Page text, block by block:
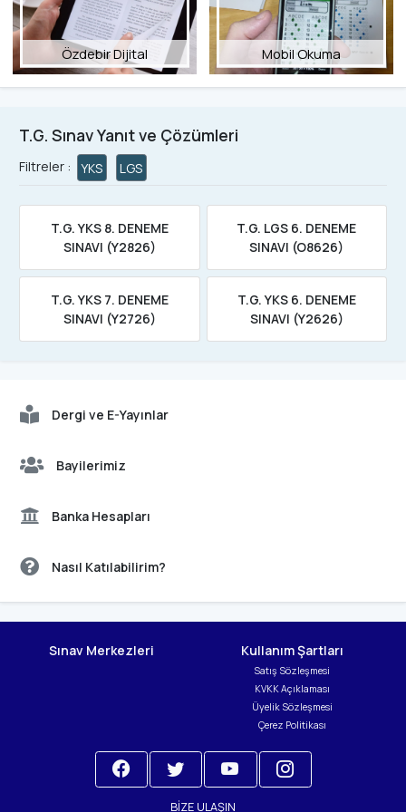
Özdebir Dijital Mobil Okuma
T.G. Sınav Yanıt ve Çözümleri
Filtreler : YKS LGS
T.G. YKS 8. DENEME
SINAVI (Y2826)
T.G. LGS 6. DENEME
SINAVI (O8626)
T.G. YKS 7. DENEME
SINAVI (Y2726)
T.G. YKS 6. DENEME
SINAVI (Y2626)
Dergi ve E-Yayınlar
Bayilerimiz
Banka Hesapları
Nasıl Katılabilirim?
Sınav Merkezleri Kullanım Şartları
Satış Sözleşmesi
KVKK Açıklaması
Üyelik Sözleşmesi
Çerez Politikası
BIZE ULAŞIN